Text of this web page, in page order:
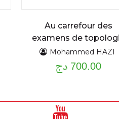
Au carrefour des
examens de
problèmes et
exercices résolus
Mohammed HAZI
700.00 دج